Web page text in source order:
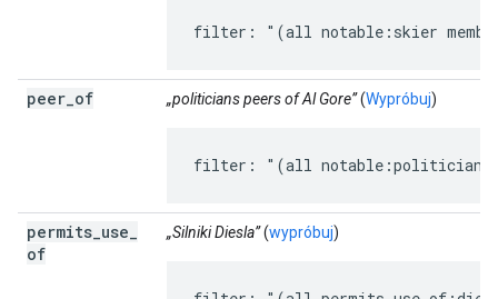
filter: "(all notable:skier
peer of „politicians peers of Al Gore”(Wypróbuj)
filter: "(all notable:politician
permits use
of
„Silniki Diesla”(wypróbuj)